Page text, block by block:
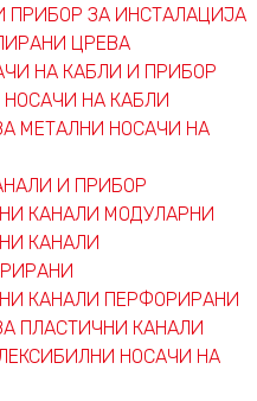
ПРИБОР ЗА ИНСТАЛАЦИЈА
ЦРЕВА
НА КАБЛИ И ПРИБОР
НА КАБЛИ
МЕТАЛНИ НОСАЧИ НА
И ПРИБОР
КАНАЛИ МОДУЛАРНИ
КАНАЛИ
КАНАЛИ ПЕРФОРИРАНИ
ПЛАСТИЧНИ КАНАЛИ
НОСАЧИ НА